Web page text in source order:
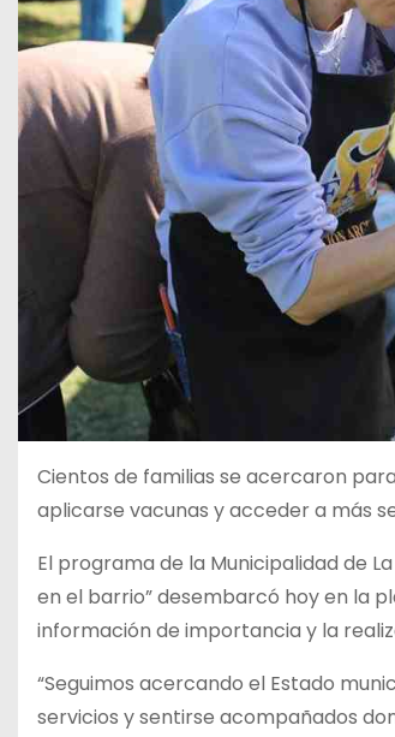
Cientos de familias se acercaron
aplicarse vacunas y acceder a más
El programa de la Municipalidad de
en el barrio” desembarcó hoy en la
información de importancia y la
“Seguimos acercando el Estado
servicios y sentirse acompañados